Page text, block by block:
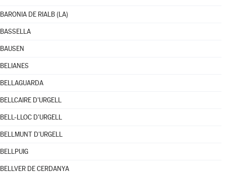
BARONIA DE RIALB (LA)
BASSELLA
BAUSEN
BELIANES
BELLAGUARDA
BELLCAIRE D'URGELL
BELL-LLOC D'URGELL
BELLMUNT D'URGELL
BELLPUIG
BELLVER DE CERDANYA